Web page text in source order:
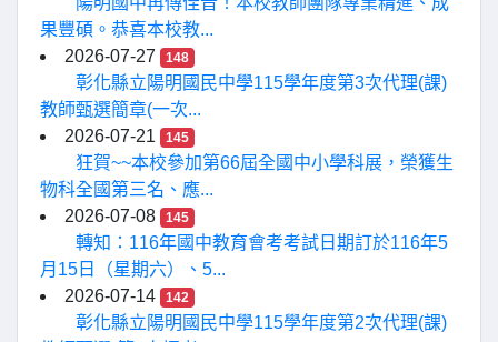
果豐碩。恭喜本校教...
2026-07-27
148
彰化縣立陽明國民中學115學年度第3次代理(課)
教師甄選簡章(一次...
2026-07-21
145
狂賀~~本校參加第66屆全國中小學科展，榮獲生
物科全國第三名、應...
2026-07-08
145
轉知：116年國中教育會考考試日期訂於116年5
月15日（星期六）、5...
2026-07-14
142
彰化縣立陽明國民中學115學年度第2次代理(課)